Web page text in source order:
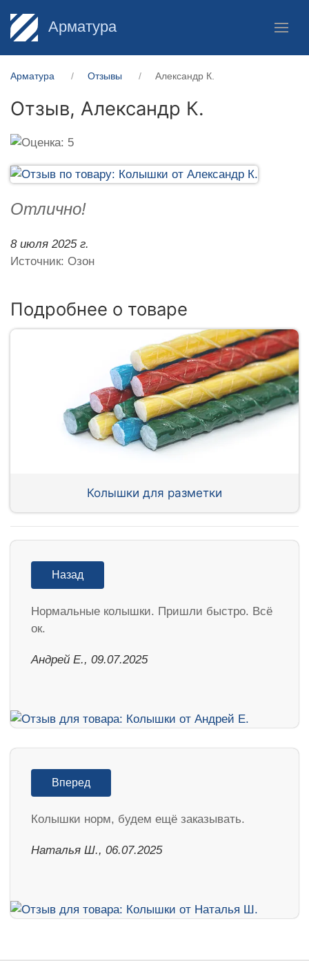
Арматура
Арматура Отзывы Александр К.
Отзыв, Александр К.
Отлично!
8 июля 2025 г.
Источник: Озон
Подробнее о товаре
Колышки для разметки
Назад
Нормальные колышки. Пришли быстро. Всё
ок.
Андрей Е., 09.07.2025
Вперед
Колышки норм, будем ещё заказывать.
Наталья Ш., 06.07.2025